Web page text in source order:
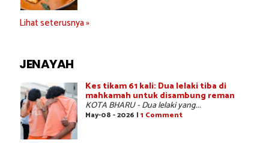
Lihat seterusnya »
JENAYAH
Kes tikam 61 kali: Dua lelaki tiba di
mahkamah untuk disambung reman
KOTA BHARU - Dua lelaki yang...
May-08 - 2026 | 1 Comment